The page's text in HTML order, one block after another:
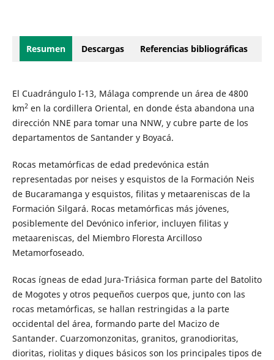
Resumen Descargas Referencias bibliográficas
El Cuadrángulo I-13, Málaga comprende un área de 4800
km2en la cordillera Oriental, en donde ésta abandona una
dirección NNE para tomar una NNW, y cubre parte de los
departamentos de Santander y Boyacá.
Rocas metamórficas de edad predevónica están
representadas por neises y esquistos de la Formación Neis
de Bucaramanga y esquistos, filitas y metaareniscas de la
Formación Silgará. Rocas metamórficas más jóvenes,
posiblemente del Devónico inferior, incluyen filitas y
metaareniscas, del Miembro Floresta Arcilloso
Metamorfoseado.
Rocas ígneas de edad Jura-Triásica forman parte del Batolito
de Mogotes y otros pequeños cuerpos que, junto con las
rocas metamórficas, se hallan restringidas a la parte
occidental del área, formando parte del Macizo de
Santander. Cuarzomonzonitas, granitos, granodioritas,
dioritas, riolitas y diques básicos son los principales tipos de